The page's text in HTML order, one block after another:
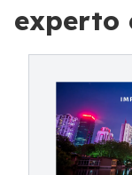
experto